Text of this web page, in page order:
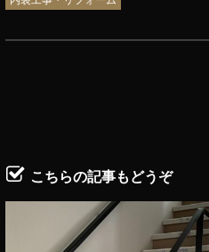
こちらの記事もどうぞ